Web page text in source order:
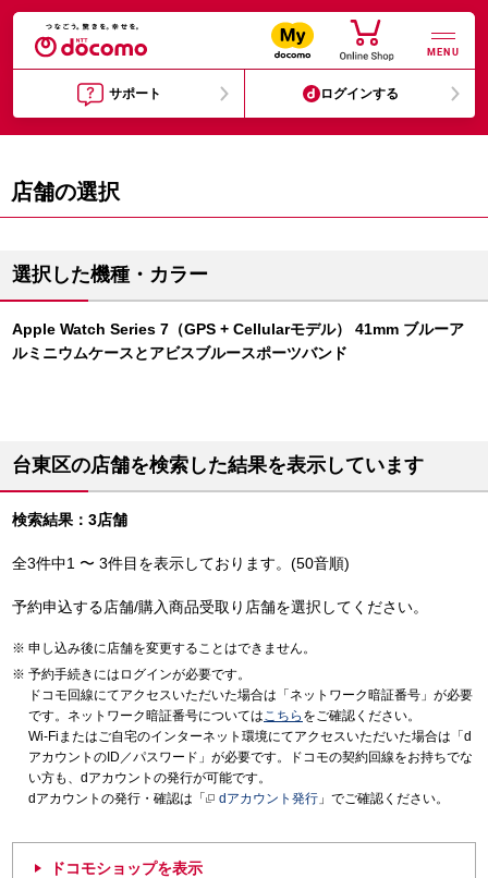
MENU
サポート ログインする
店舗の選択
選択した機種・カラー
Apple Watch Series 7（GPS + Cellularモデル） 41mm ブルーア
ルミニウムケースとアビスブルースポーツバンド
台東区の店舗を検索した結果を表示しています
検索結果：3店舗
全3件中1 〜 3件目を表示しております。(50音順)
予約申込する店舗/購入商品受取り店舗を選択してください。
申し込み後に店舗を変更することはできません。
予約手続きにはログインが必要です。
ドコモ回線にてアクセスいただいた場合は「ネットワーク暗証番号」が必要
です。ネットワーク暗証番号についてはこちら をご確認ください。
Wi-Fiまたはご自宅のインターネット環境にてアクセスいただいた場合は「d
アカウントのID／パスワード」が必要です。ドコモの契約回線をお持ちでな
い方も、dアカウントの発行が可能です。
dアカウントの発行・確認は「
dアカウント発行 」でご確認ください。
ドコモショップを表示